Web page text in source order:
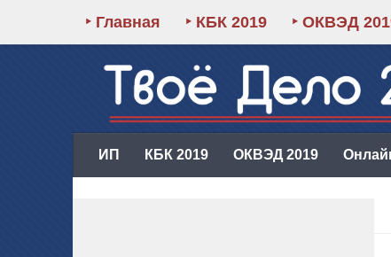
‣ Главная ‣ КБК 2019 ‣ ОКВЭД
ИП КБК 2019 ОКВЭД 2019